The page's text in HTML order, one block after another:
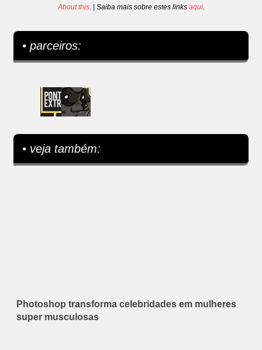
About this. | Saiba mais sobre estes links aqui.
• parceiros:
• veja também:
Photoshop transforma celebridades em mulheres
super musculosas